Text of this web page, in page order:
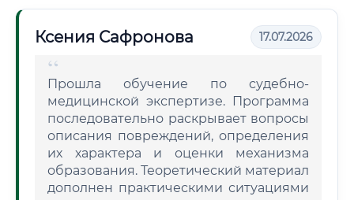
Ксения Сафронова 17.07.2026
Прошла обучение по судебно-
медицинской экспертизе. Программа
последовательно раскрывает вопросы
описания повреждений, определения
их характера и оценки механизма
образования. Теоретический материал
дополнен практическими ситуациями